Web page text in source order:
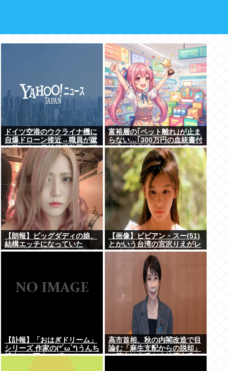
ドイツ空港のウクライナ機に
自爆ドローン接近→職員が蹴
り落とす→偶然起爆装置が壊
れセーフ
富裕層の｢ペット離れ｣が止ま
らない…｢300万円の血統書付
き犬は時代遅れ｣という真の
お金持ちが"向かった先"
【朗報】ビッグダディの娘、
結構エッチになっていた
【画像】ビビアン・スー(51)
とかいう台湾の宮沢りえがレ
ベチでえっちすぎるｗｗｗ
【訃報】「おはぎドリーム」
シリーズ 作家の(*´ω`*)うんち
博士さん死去 64歳
高市首相、秋の内閣改造で目
論む「麻生支配からの脱却」
…茂木敏充氏も小林鷹之氏も